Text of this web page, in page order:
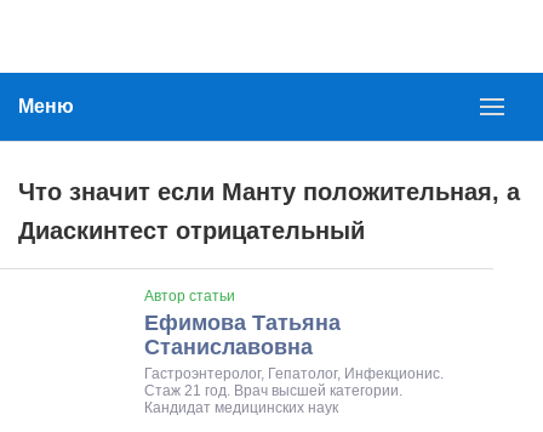
Меню
Что значит если Манту положительная, а
Диаскинтест отрицательный
Автор статьи
Ефимова Татьяна
Станиславовна
Гастроэнтеролог, Гепатолог, Инфекционис.
Стаж 21 год. Врач высшей категории.
Кандидат медицинских наук